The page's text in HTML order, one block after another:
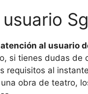
al usuario
si tienes dudas
requisitos al
obra de teatro,